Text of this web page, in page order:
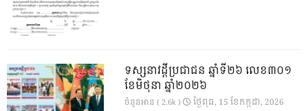
ទស្សនាវដ្ដីប្រជាជន ឆ្នាំទី២៦ លេខ៣០១
ខែមិថុនា ឆ្នាំ២០២៦
ចំនួនអាន ( 2.6k ) ថ្ងៃ​ពុធ, 15 ខែ​កក្កដា, 2026